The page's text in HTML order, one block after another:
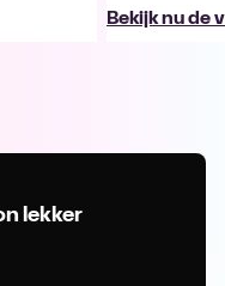
Bekijk nu de
lekker